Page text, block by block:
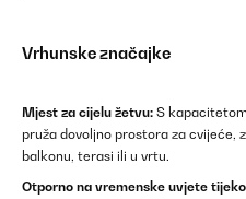
Vrhunske značajke
Mjest za cijelu žetvu: S
pruža dovoljno prostora za cvijeće,
balkonu, terasi ili u vrtu.
Otporno na vremenske uvjete